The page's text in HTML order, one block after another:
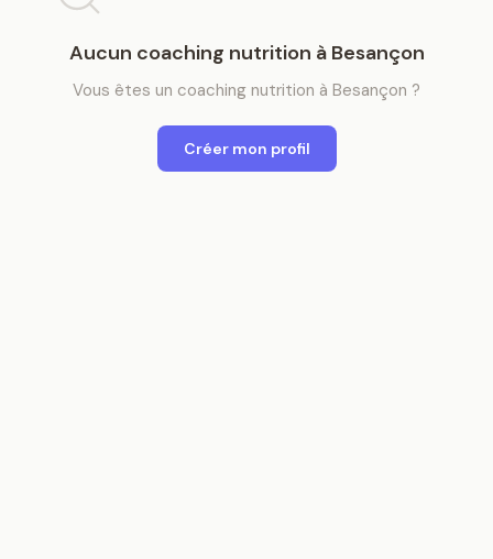
Aucun coaching nutrition à Besançon
Vous êtes un coaching nutrition à Besançon ?
Créer mon profil